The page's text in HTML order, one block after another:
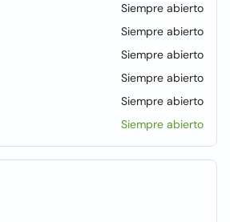
Siempre abierto
Siempre abierto
Siempre abierto
Siempre abierto
Siempre abierto
Siempre abierto